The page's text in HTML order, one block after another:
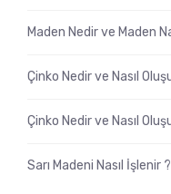
Maden Nedir ve Maden
Çinko Nedir ve Nasıl
Çinko Nedir ve Nasıl
Sarı Madeni Nasıl İşlenir ?